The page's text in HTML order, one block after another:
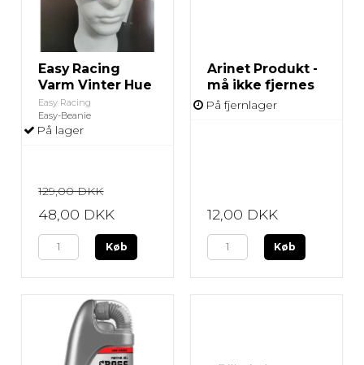
Easy Racing
Varm Vinter Hue
Easy Racing
Easy-Beanie
På lager
129,00 DKK
48,00 DKK
Køb
Arinet Produkt -
må ikke fjernes
På fjernlager
12,00 DKK
Køb